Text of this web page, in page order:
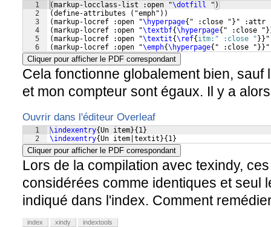
1
2
3
4
5
6
(markup-locclass-list :open "\dotfill " )
(define-attributes ( "emph" ))
(markup-locref :open "\hyperpage{ " :close " } " :attr
(markup-locref :open "\textbf{\hyperpage{ " :close "
(markup-locref :open "\textit{\ref{ itm:" :close " } }
(markup-locref :open "\emph{\hyperpage{ " :close " }}
Cliquer pour afficher le PDF correspondant
Cela fonctionne globalement bien,
et mon compteur sont égaux. Il y a
Ouvrir dans l'éditeur Overleaf
1
2
\indexentry{Un item}{ 1}
\indexentry{Un item|textit }{ 1}
Cliquer pour afficher le PDF correspondant
Lors de la compilation avec texindy,
considérées comme identiques et seul
indiqué dans l'index. Comment
index xindy indextools